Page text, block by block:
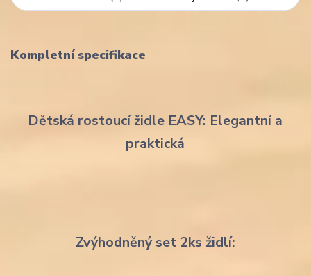
Kompletní specifikace
Dětská rostoucí židle EASY: Elegantní a
praktická
Zvýhodněný set 2ks židlí: